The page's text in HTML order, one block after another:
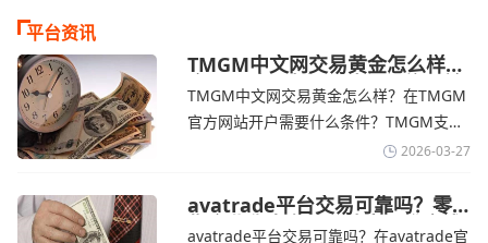
平台资讯
TMGM中文网交易黄金怎么样？
金价下跌，市场评估伊朗停火前
景-TMGM官网
TMGM中文网交易黄金怎么样？在TMGM
官方网站开户需要什么条件？‌‌‌TMGM支持
全球主流的MT4/MT5平台，同时提供功能
险管理工具。通过TMGM官网交易资讯了
解，金价周四回落，受​美元走强和油价上
2026-03-27
avatrade平台交易可靠吗？零
售企业称中东地区冲突正推高成
avatrade平台交易可靠吗？在avatrade官